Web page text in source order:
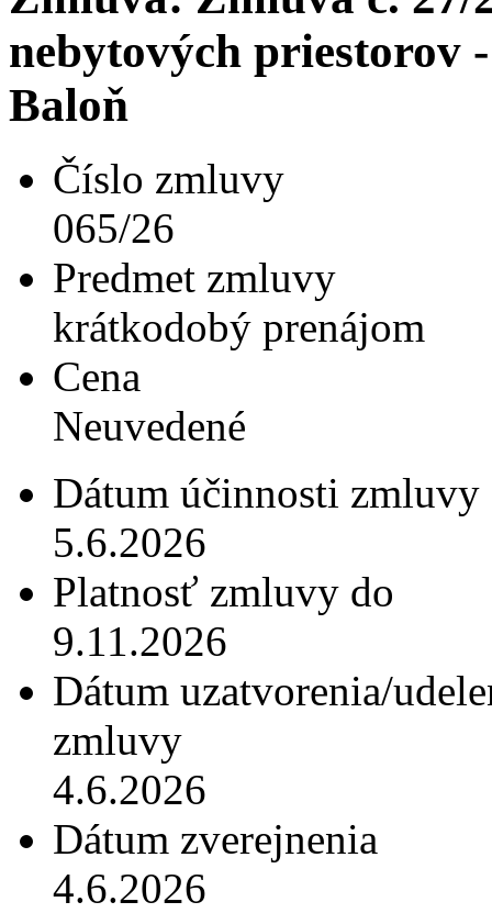
nebytových priestorov
Baloň
Číslo zmluvy
065/26
Predmet zmluvy
krátkodobý prenájom
Cena
Neuvedené
Dátum účinnosti zmluvy
5.6.2026
Platnosť zmluvy do
9.11.2026
Dátum uzatvorenia/
zmluvy
4.6.2026
Dátum zverejnenia
4.6.2026